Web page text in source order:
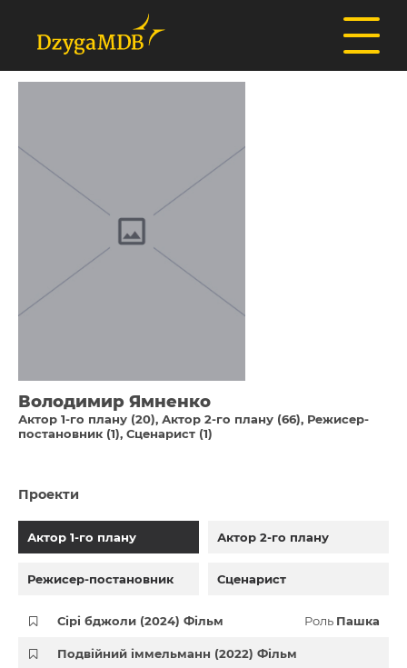
Володимир Ямненко
Актор 1-го плану (20) Актор 2-го плану (66) Режисер-
постановник (1) Сценарист (1)
Проекти
Актор 1-го плану Актор 2-го плану
Режисер-постановник Сценарист
Сірі бджоли (2024) Фільм Роль Пашка
Подвійний іммельманн (2022) Фільм